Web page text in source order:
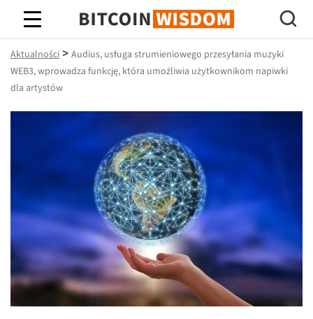
Mądrość Bitcoina
Aktualności > Audius, usługa strumieniowego przesyłania muzyki
WEB3, wprowadza funkcję, która umożliwia użytkownikom napiwki
dla artystów